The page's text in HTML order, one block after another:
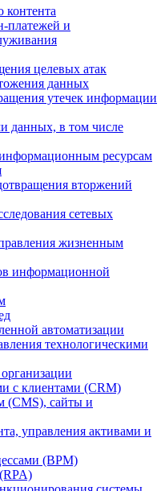
контента
платежей и
целевых атак
данных
утечек информации
данных, в том числе
ресурсам
вторжений
сетевых
жизненным
информационной
автоматизации
технологическими
с клиентами (CRM)
(CMS), сайты и
управления активами и
(BPM)